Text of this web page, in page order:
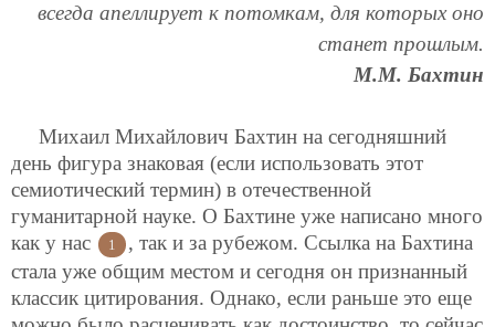
всегда апеллирует к потомкам, для которых оно
станет прошлым.
М.М. Бахтин
Михаил Михайлович Бахтин на сегодняшний
день фигура знаковая (если использовать этот
семиотический термин) в отечественной
гуманитарной науке. О Бахтине уже написано много
как у нас
1
, так и за рубежом. Ссылка на Бахтина
стала уже общим местом и сегодня он признанный
классик цитирования. Однако, если раньше это еще